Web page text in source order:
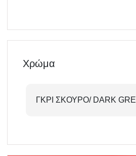
Χρώμα
ΓΚΡΙ ΣΚΟΥΡΟ/ DARK